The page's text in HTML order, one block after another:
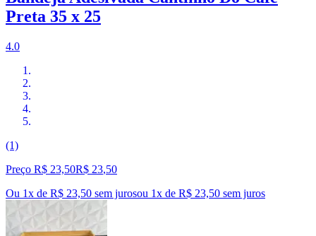
Preta 35 x 25
4.0
(1)
Preço R$ 23,50R$ 23,50
Ou 1x de R$ 23,50 sem jurosou 1x de R$ 23,50 sem juros